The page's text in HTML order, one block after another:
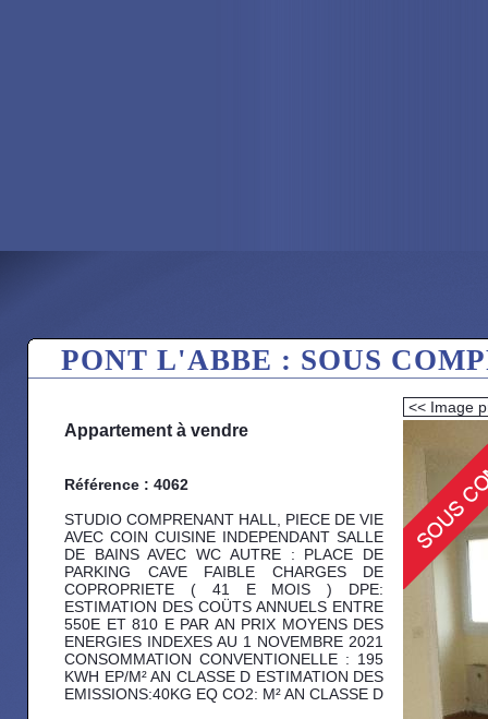
PONT L'ABBE : SOUS
<< Image
Appartement à vendre
Référence : 4062
STUDIO COMPRENANT HALL, PIECE DE VIE
AVEC COIN CUISINE INDEPENDANT SALLE
DE BAINS AVEC WC AUTRE : PLACE DE
PARKING CAVE FAIBLE CHARGES DE
COPROPRIETE ( 41 E MOIS ) DPE:
ESTIMATION DES COÜTS ANNUELS ENTRE
550E ET 810 E PAR AN PRIX MOYENS DES
ENERGIES INDEXES AU 1 NOVEMBRE 2021
CONSOMMATION CONVENTIONELLE : 195
KWH EP/M² AN CLASSE D ESTIMATION DES
EMISSIONS:40KG EQ CO2: M² AN CLASSE D